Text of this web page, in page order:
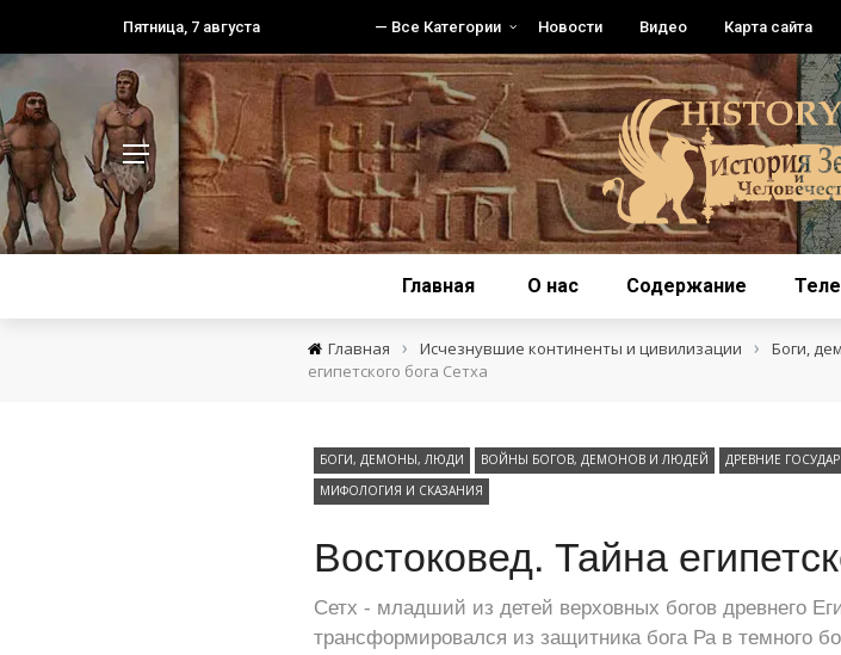
Пятница, 7 августа — Все Категории Новости Видео Карта сайта
Главная О нас Содержание
Главная › Исчезнувшие континенты и цивилизации › Боги,
египетского бога Сетха
БОГИ, ДЕМОНЫ, ЛЮДИ ВОЙНЫ БОГОВ, ДЕМОНОВ И ЛЮДЕЙ
ДРЕВНИЕ
МИФОЛОГИЯ И СКАЗАНИЯ
Востоковед. Тайна
Сетх - младший из детей верховных богов древнего
трансформировался из защитника бога Ра в темного